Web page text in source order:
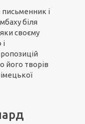
і
біля
своєму
його творів